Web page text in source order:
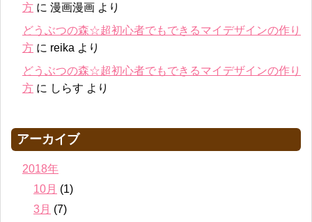
方 に 漫画漫画 より
どうぶつの森☆超初心者でもできるマイデザインの作り
方 に reika より
どうぶつの森☆超初心者でもできるマイデザインの作り
方 に しらす より
アーカイブ
2018年
10月 (1)
3月 (7)